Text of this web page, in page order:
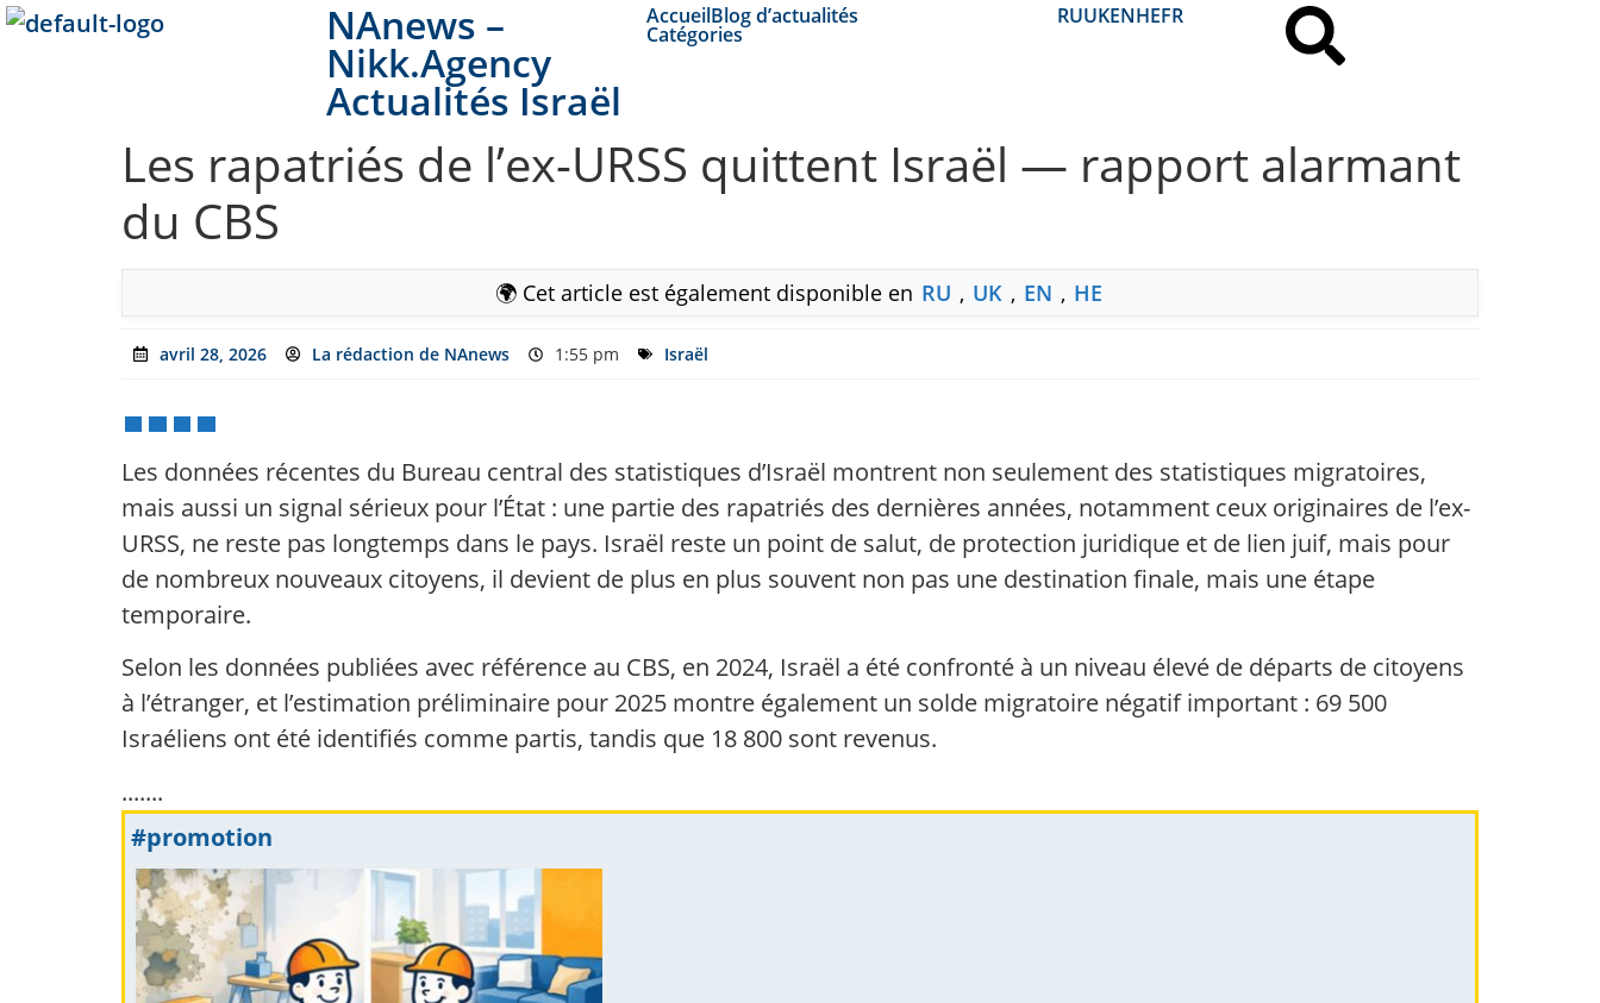
NAnews –
Nikk.Agency
Actualités Israël
AccueilBlog d’actualités
Catégories
RUUKENHEFR
Les rapatriés de l’ex-URSS quittent Israël — rapport alarmant
du CBS
🌍 Cet article est également disponible en RU , UK , EN , HE
avril 28, 2026 La rédaction de NAnews 1:55 pm Israël
Les données récentes du Bureau central des statistiques d’Israël montrent non seulement des statistiques migratoires,
mais aussi un signal sérieux pour l’État : une partie des rapatriés des dernières années, notamment ceux originaires de l’ex-
URSS, ne reste pas longtemps dans le pays. Israël reste un point de salut, de protection juridique et de lien juif, mais pour
de nombreux nouveaux citoyens, il devient de plus en plus souvent non pas une destination finale, mais une étape
temporaire.
Selon les données publiées avec référence au CBS, en 2024, Israël a été confronté à un niveau élevé de départs de citoyens
à l’étranger, et l’estimation préliminaire pour 2025 montre également un solde migratoire négatif important : 69 500
Israéliens ont été identifiés comme partis, tandis que 18 800 sont revenus.
.......
#promotion